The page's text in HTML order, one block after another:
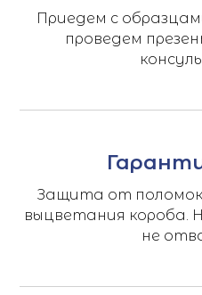
Приедем с
проведем
Защита от
выцветания короба.
не